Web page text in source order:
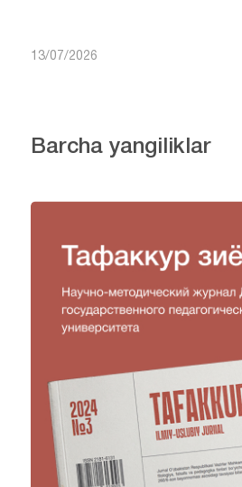
13/07/2026
Barcha yangiliklar